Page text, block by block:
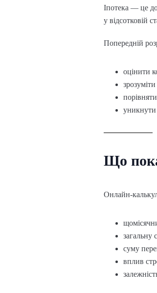
Іпотека — це
у відсотковій
Попередній
оцінити
уникнути
Що
Онлайн-
загальну
суму
вплив